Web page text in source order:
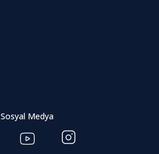
Sosyal Medya